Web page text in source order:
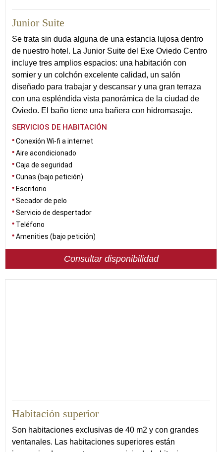
Junior Suite
Se trata sin duda alguna de una estancia lujosa dentro
de nuestro hotel. La Junior Suite del Exe Oviedo Centro
incluye tres amplios espacios: una habitación con
somier y un colchón excelente calidad, un salón
diseñado para trabajar y descansar y una gran terraza
con una espléndida vista panorámica de la ciudad de
Oviedo. El baño tiene una bañera con hidromasaje.
SERVICIOS DE HABITACIÓN
Conexión Wi-fi a internet
Aire acondicionado
Caja de seguridad
Cunas (bajo petición)
Escritorio
Secador de pelo
Servicio de despertador
Teléfono
Amenities (bajo petición)
Consultar disponibilidad
Habitación superior
Son habitaciones exclusivas de 40 m2 y con grandes
ventanales. Las habitaciones superiores están